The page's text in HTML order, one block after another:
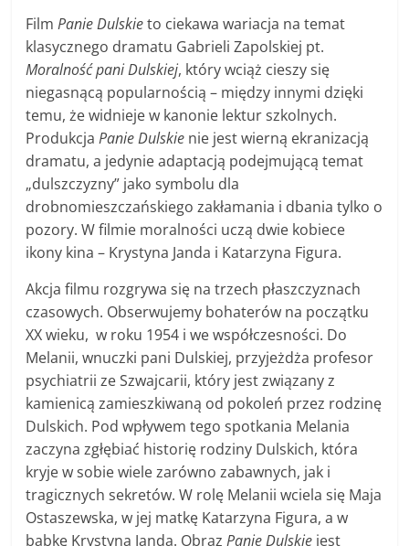
FilmPanie Dulskieto ciekawa wariacja na temat
klasycznego dramatu Gabrieli Zapolskiej pt.
Moralność pani Dulskiej, który wciąż cieszy się
niegasnącą popularnością – między innymi dzięki
temu, że widnieje w kanonie lektur szkolnych.
ProdukcjaPanie Dulskie nie jest wierną ekranizacją
dramatu, a jedynie adaptacją podejmującą temat
„dulszczyzny” jako symbolu dla
drobnomieszczańskiego zakłamania i dbania tylko o
pozory. W filmie moralności uczą dwie kobiece
ikony kina – Krystyna Janda i Katarzyna Figura.
Akcja filmu rozgrywa się na trzech płaszczyznach
czasowych. Obserwujemy bohaterów na początku
XX wieku, w roku 1954 i we współczesności. Do
Melanii, wnuczki pani Dulskiej, przyjeżdża profesor
psychiatrii ze Szwajcarii, który jest związany z
kamienicą zamieszkiwaną od pokoleń przez rodzinę
Dulskich. Pod wpływem tego spotkania Melania
zaczyna zgłębiać historię rodziny Dulskich, która
kryje w sobie wiele zarówno zabawnych, jak i
tragicznych sekretów. W rolę Melanii wciela się Maja
Ostaszewska, w jej matkę Katarzyna Figura, a w
babkę Krystyna Janda. ObrazPanie Dulskie jest